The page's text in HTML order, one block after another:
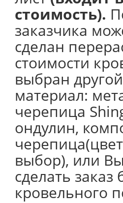
стоимость).
заказчика
сделан
стоимости
выбран другой
материал:
черепица
ондулин,
выбор), или
сделать заказ
кровельного